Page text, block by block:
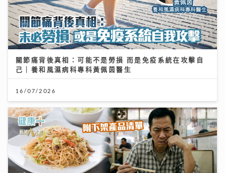
關節痛背後真相：可能不是勞損 而是免疫系統在攻擊自
己｜養和風濕病科專科黃佩茵醫生
16/07/2026